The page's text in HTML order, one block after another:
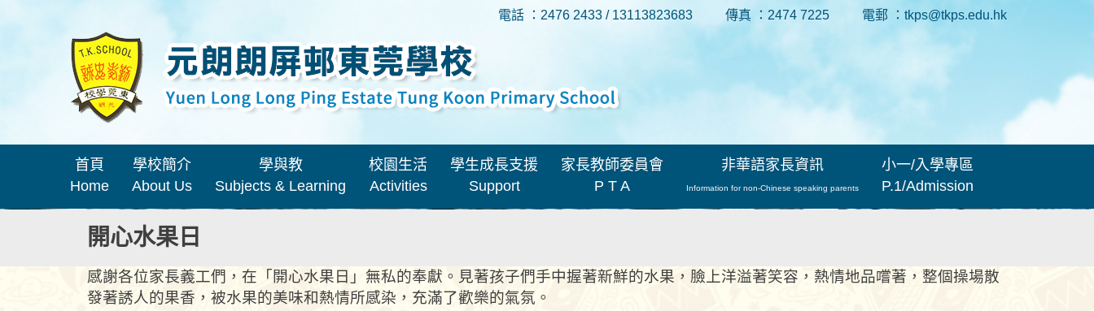
電話 ：2476 2433 / 13113823683 傳真 ：2474 7225 電郵 ：tkps@tkps.edu.hk
首頁
Home
學校簡介
About Us
學與教
Subjects & Learning
校園生活
Activities
學生成長支援
Support
家長教師委員會
P T A
非華語家長資訊
Information for non-Chinese speaking parents
小一/入學專區
P.1/Admission
開心水果日
感謝各位家長義工們，在「開心水果日」無私的奉獻。見著孩子們手中握著新鮮的水果，臉上洋溢著笑容，熱情地品嚐著，整個操場散
發著誘人的果香，被水果的美味和熱情所感染，充滿了歡樂的氣氛。